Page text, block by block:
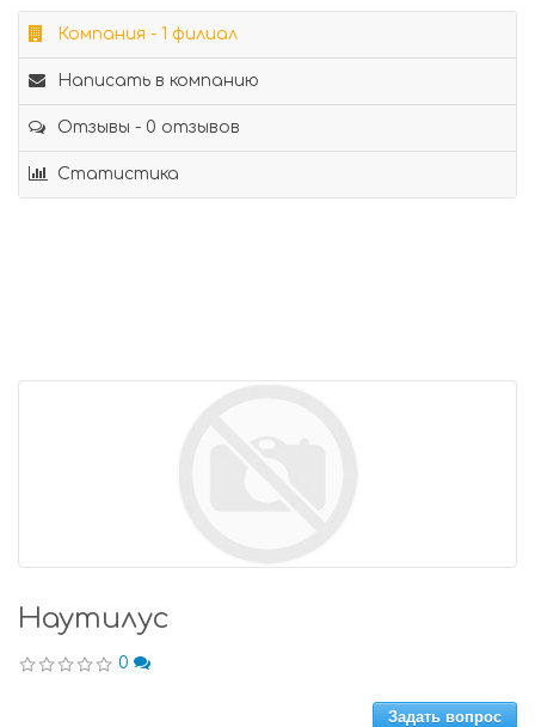
Компания - 1 филиал
Написать в компанию
Отзывы - 0 отзывов
Статистика
Наутилус
0
Задать вопрос